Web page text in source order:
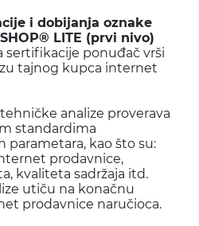
i dobijanja oznake
LITE (prvi nivo)
sertifikacije ponuđač vrši
tajnog kupca internet
analize proverava
standardima
parametara, kao što su:
prodavnice,
kvaliteta sadržaja itd.
utiču na konačnu
prodavnice naručioca.